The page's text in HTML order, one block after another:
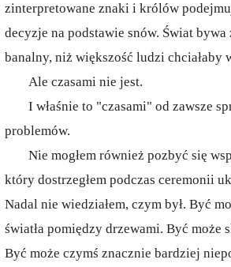
zinterpretowane znaki i królów
decyzje na podstawie snów. Świat
banalny, niż większość ludzi chciałaby
Ale czasami nie jest.
I właśnie to "czasami" od zawsze
problemów.
Nie mogłem również pozbyć się
który dostrzegłem podczas ceremonii
Nadal nie wiedziałem, czym był. Być
światła pomiędzy drzewami. Być może
Być może czymś znacznie bardziej